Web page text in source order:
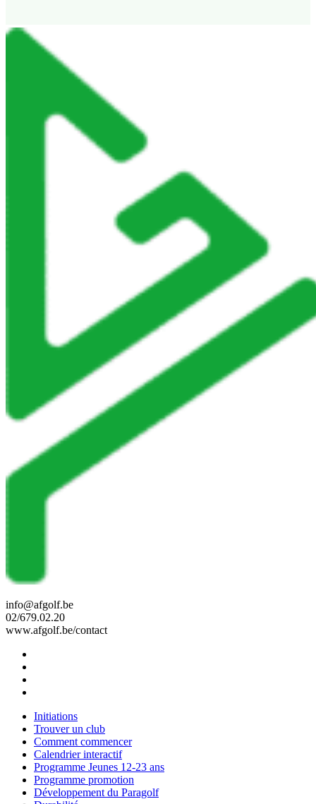
info@afgolf.be
02/679.02.20
www.afgolf.be/contact
Initiations
Trouver un club
Comment commencer
Calendrier interactif
Programme Jeunes 12-23 ans
Programme promotion
Développement du Paragolf